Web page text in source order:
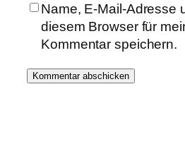
Name, E-Mail-Adresse
diesem Browser für
Kommentar speichern.